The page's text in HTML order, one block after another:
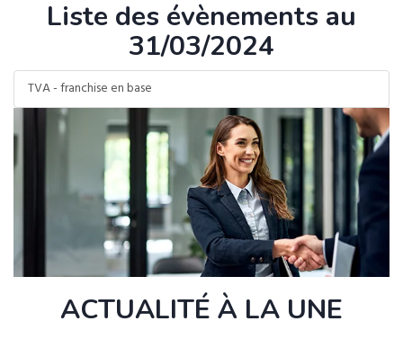
Liste des évènements au
31/03/2024
TVA - franchise en base
ACTUALITÉ À LA UNE